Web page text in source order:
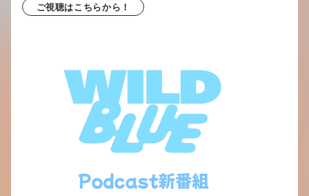
ご視聴はこちらから！